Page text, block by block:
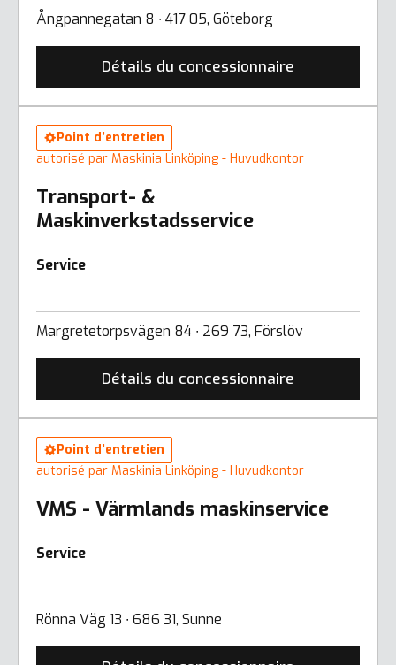
Ångpannegatan 8 ∙ 417 05, Göteborg
Détails du concessionnaire
Point d’entretien
autorisé par Maskinia Linköping - Huvudkontor
Transport- &
Maskinverkstadsservice
Service
Margretetorpsvägen 84 ∙ 269 73, Förslöv
Détails du concessionnaire
Point d’entretien
autorisé par Maskinia Linköping - Huvudkontor
VMS - Värmlands maskinservice
Service
Rönna Väg 13 ∙ 686 31, Sunne